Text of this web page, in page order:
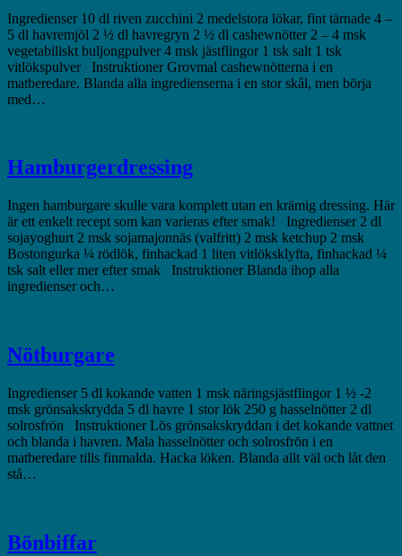
Ingredienser 10 dl riven zucchini 2 medelstora lökar, fint tärnade 4 –
5 dl havremjöl 2 ½ dl havregryn 2 ½ dl cashewnötter 2 – 4 msk
vegetabiliskt buljongpulver 4 msk jästflingor 1 tsk salt 1 tsk
vitlökspulver Instruktioner Grovmal cashewnötterna i en
matberedare. Blanda alla ingredienserna i en stor skål, men börja
med…
Hamburgerdressing
Ingen hamburgare skulle vara komplett utan en krämig dressing. Här
är ett enkelt recept som kan varieras efter smak! Ingredienser 2 dl
sojayoghurt 2 msk sojamajonnäs (valfritt) 2 msk ketchup 2 msk
Bostongurka ¼ rödlök, finhackad 1 liten vitlöksklyfta, finhackad ¼
tsk salt eller mer efter smak Instruktioner Blanda ihop alla
ingredienser och…
Nötburgare
Ingredienser 5 dl kokande vatten 1 msk näringsjästflingor 1 ½ -2
msk grönsakskrydda 5 dl havre 1 stor lök 250 g hasselnötter 2 dl
solrosfrön Instruktioner Lös grönsakskryddan i det kokande vattnet
och blanda i havren. Mala hasselnötter och solrosfrön i en
matberedare tills finmalda. Hacka löken. Blanda allt väl och låt den
stå…
Bönbiffar